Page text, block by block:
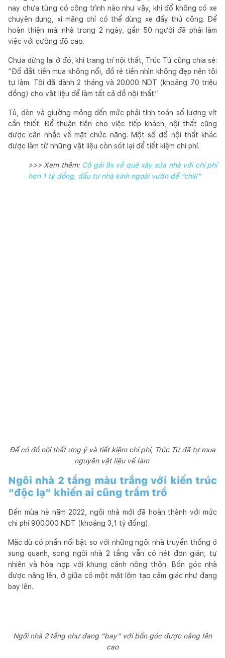
nay chưa từng có công trình nào như vậy, khi đổ không có xe
chuyên dụng, xi măng chỉ có thể dùng xe đẩy thủ công. Để
hoàn thiện mái nhà trong 2 ngày, gần 50 người đã phải làm
việc với cường độ cao.
Chưa dừng lại ở đó, khi trang trí nội thất, Trúc Tử cũng chia sẻ:
“Đồ đắt tiền mua không nổi, đồ rẻ tiền nhìn không đẹp nên tôi
tự làm. Tôi đã dành 2 tháng và 20.000 NDT (khoảng 70 triệu
đồng) cho vật liệu để làm tất cả đồ nội thất.”
Tủ, đèn và giường mỏng đến mức phải tính toán số lượng vít
cần thiết. Để thuận tiện cho việc tiếp khách, nội thất cũng
được cân nhắc về mặt chức năng. Một số đồ nội thất khác
được làm từ những vật liệu còn sót lại để tiết kiệm chi phí.
>>> Xem thêm: Cô gái 9x về quê xây sửa nhà với chi phí
hơn 1 tỷ đồng, đầu tư nhà kính ngoài vườn để “chill”
Để có đồ nội thất ưng ý và tiết kiệm chi phí, Trúc Tử đã tự mua
nguyên vật liệu về làm
Ngôi nhà 2 tầng màu trắng với kiến trúc
“độc lạ” khiến ai cũng trầm trồ
Đến mùa hè năm 2022, ngôi nhà mới đã hoàn thành với mức
chi phí 900.000 NDT (khoảng 3,1 tỷ đồng).
Mặc dù có phần nổi bật so với những ngôi nhà truyền thống ở
xung quanh, song ngôi nhà 2 tầng vẫn có nét đơn giản, tự
nhiên và hòa hợp với khung cảnh nông thôn. Bốn góc nhà
được nâng lên, ở giữa có một mặt lõm tạo cảm giác như đang
bay lên.
Ngôi nhà 2 tầng như đang “bay” với bốn góc được nâng lên
cao